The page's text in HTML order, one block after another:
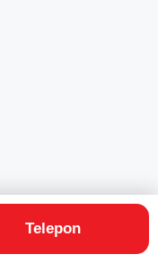
Telepon